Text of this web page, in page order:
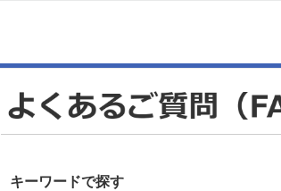
キーワードで探す